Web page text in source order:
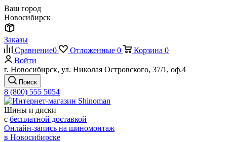
Ваш город
Новосибирск
Заказы
Сравнение0 Отложенные 0 Корзина 0
Войти
г. Новосибирск, ул. Николая Островского, 37/1, оф.4
Поиск
8 (800) 555 5054
Шины и диски
с бесплатной доставкой
Онлайн-запись на шиномонтаж
в Новосибирске